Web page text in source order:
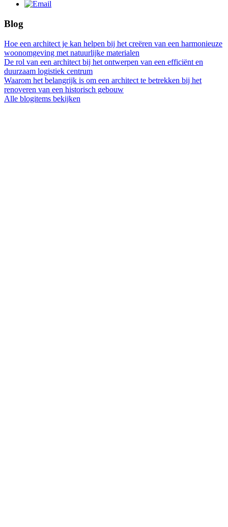
Blog
Hoe een architect je kan helpen bij het creëren van een harmonieuze
woonomgeving met natuurlijke materialen
De rol van een architect bij het ontwerpen van een efficiënt en
duurzaam logistiek centrum
Waarom het belangrijk is om een architect te betrekken bij het
renoveren van een historisch gebouw
Alle blogitems bekijken